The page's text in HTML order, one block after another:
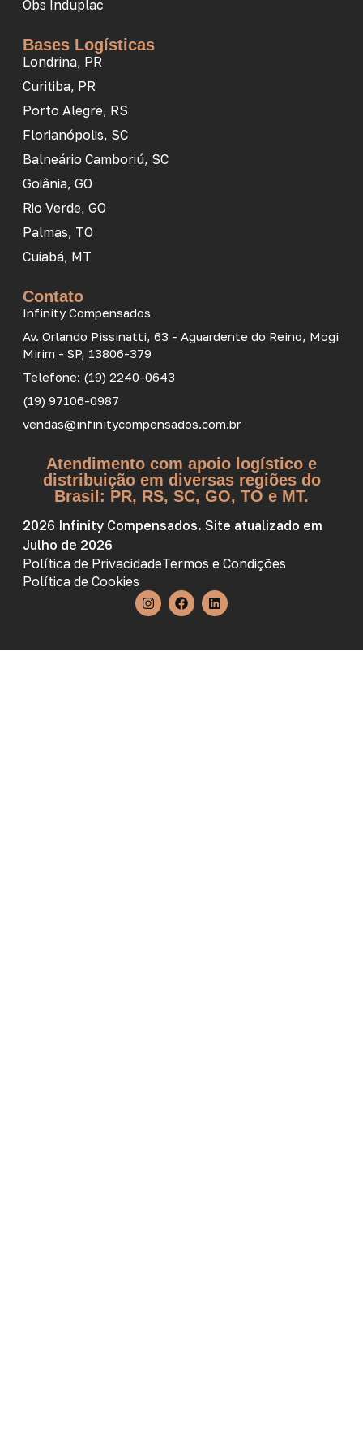
Obs Induplac
Bases Logísticas
Londrina, PR
Curitiba, PR
Porto Alegre, RS
Florianópolis, SC
Balneário Camboriú, SC
Goiânia, GO
Rio Verde, GO
Palmas, TO
Cuiabá, MT
Contato
Infinity Compensados
Av. Orlando Pissinatti, 63 - Aguardente do Reino, Mogi
Mirim - SP, 13806-379
Telefone: (19) 2240-0643
(19) 97106-0987
vendas@infinitycompensados.com.br
Atendimento com apoio logístico e
distribuição em diversas regiões do
Brasil: PR, RS, SC, GO, TO e MT.
2026 Infinity Compensados. Site atualizado em
Julho de 2026
Política de PrivacidadeTermos e Condições
Política de Cookies